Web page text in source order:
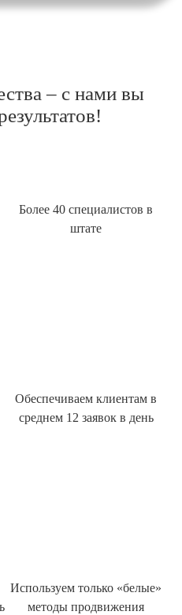
– с нами вы
Более 40 специалистов в
штате
Обеспечиваем клиентам в
среднем 12 заявок в день
Используем только «белые»
методы продвижения